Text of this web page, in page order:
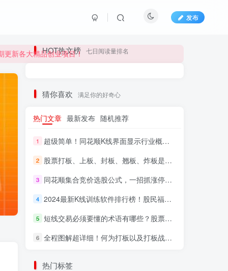
发布
新各大精品创业项目！
新各大精品创业项目！
HOT热文榜 七日阅读量排名
猜你喜欢 满足你的好奇心
热门文章 最新发布 随机推荐
1 超级简单！同花顺K线界面显示行业概念指标代码图解
2 股票打板、上板、封板、翘板、炸板是什么意思？炒股你必须懂的暗语！
3 同花顺集合竞价选股公式，一招抓涨停让你秒变打板高手！
4 2024最新K线训练软件排行榜！股民福利，十款专业分析工具全揭秘！
5 短线交易必须要懂的术语有哪些？股票分时水上、水下是什么意思？
6 全程图解超详细！何为打板以及打板战法的精髓
热门标签
登录 注册